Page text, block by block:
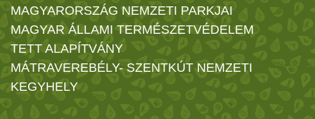
MAGYARORSZÁG NEMZETI PARKJAI
MAGYAR ÁLLAMI TERMÉSZETVÉDELEM
TETT ALAPÍTVÁNY
MÁTRAVEREBÉLY- SZENTKÚT NEMZETI
KEGYHELY